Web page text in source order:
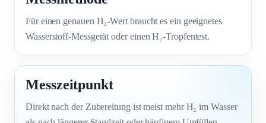
Für einen genauen H₂-Wert braucht es ein geeignetes
Wasserstoff-Messgerät oder einen H₂-Tropfentest.
Messzeitpunkt
Direkt nach der Zubereitung ist meist mehr H₂ im Wasser